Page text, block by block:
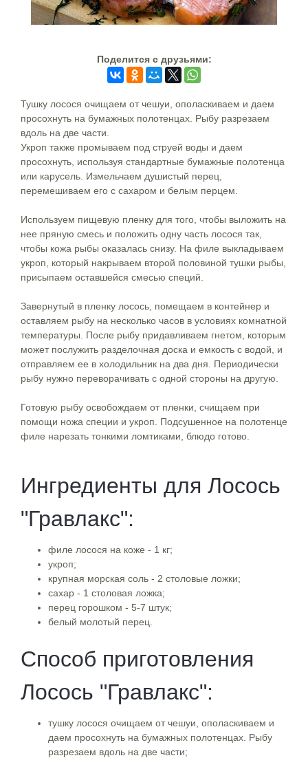
Поделится c друзьями:
Тушку лосося очищаем от чешуи, ополаскиваем и даем
просохнуть на бумажных полотенцах. Рыбу разрезаем
вдоль на две части.
Укроп также промываем под струей воды и даем
просохнуть, используя стандартные бумажные полотенца
или карусель. Измельчаем душистый перец,
перемешиваем его с сахаром и белым перцем.
Используем пищевую пленку для того, чтобы выложить на
нее пряную смесь и положить одну часть лосося так,
чтобы кожа рыбы оказалась снизу. На филе выкладываем
укроп, который накрываем второй половиной тушки рыбы,
присыпаем оставшейся смесью специй.
Завернутый в пленку лосось, помещаем в контейнер и
оставляем рыбу на несколько часов в условиях комнатной
температуры. После рыбу придавливаем гнетом, которым
может послужить разделочная доска и емкость с водой, и
отправляем ее в холодильник на два дня. Периодически
рыбу нужно переворачивать с одной стороны на другую.
Готовую рыбу освобождаем от пленки, счищаем при
помощи ножа специи и укроп. Подсушенное на полотенце
филе нарезать тонкими ломтиками, блюдо готово.
Ингредиенты для Лосось
"Гравлакс":
филе лосося на коже - 1 кг;
укроп;
крупная морская соль - 2 столовые ложки;
сахар - 1 столовая ложка;
перец горошком - 5-7 штук;
белый молотый перец.
Способ приготовления
Лосось "Гравлакс":
тушку лосося очищаем от чешуи, ополаскиваем и
даем просохнуть на бумажных полотенцах. Рыбу
разрезаем вдоль на две части;